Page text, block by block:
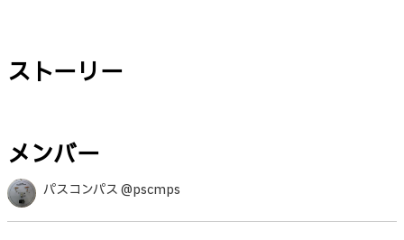
ストーリー
メンバー
パスコンパス @pscmps